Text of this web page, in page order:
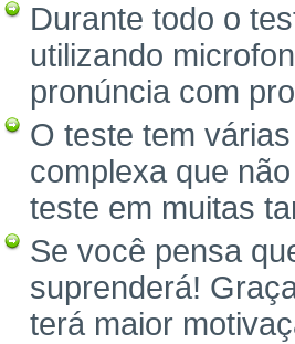
Durante todo o
utilizando
pronúncia com
O teste tem
complexa que
teste em muitas
Se você pensa
suprenderá!
terá maior